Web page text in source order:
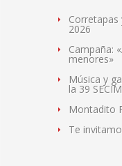
2026
Campaña:
menores»
Música y
la 39
Montadito
Te